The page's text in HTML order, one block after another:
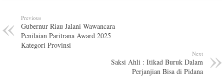
Previous
Gubernur Riau Jalani Wawancara
Penilaian Paritrana Award 2025
Kategori Provinsi
Next
Saksi Ahli : Itikad Buruk Dalam
Perjanjian Bisa di Pidana